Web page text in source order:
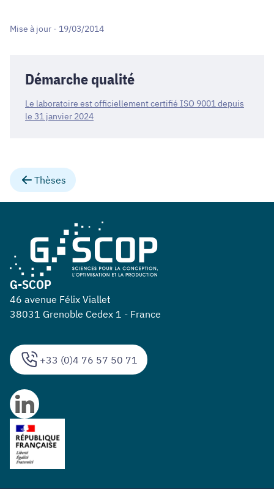
Mise à jour - 19/03/2014
Démarche qualité
Le laboratoire est officiellement certifié ISO 9001 depuis
le 31 janvier 2024
Thèses
+33 (0)4 76 57 50 71
G-SCOP
46 avenue Félix Viallet
38031 Grenoble Cedex 1 - France